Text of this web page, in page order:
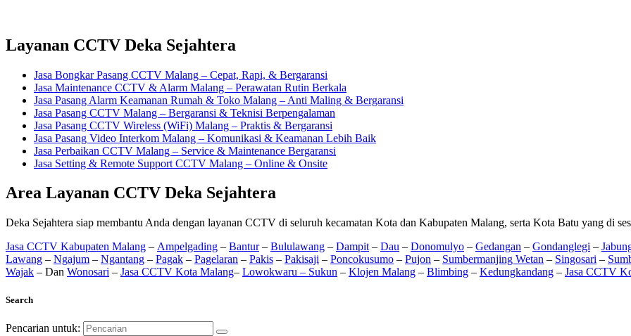
Layanan CCTV Deka Sejahtera
Jasa Bongkar Pasang CCTV Malang – Cepat, Rapi, & Bergaransi
Jasa Maintenance CCTV & Alarm Malang – Perawatan Rutin Berkala
Jasa Pasang Alarm Keamanan Rumah & Toko Malang – Anti Maling & Bergaransi
Jasa Pasang CCTV Malang – Bergaransi & Teknisi Berpengalaman
Jasa Pasang CCTV Wireless (WiFi) Malang – Praktis & Bergaransi
Jasa Pasang Video Interkom Malang – Komunikasi & Keamanan Lebih Baik
Jasa Perbaikan CCTV Malang – Service & Maintenance Bergaransi
Jasa Setting & Remote Support CCTV Malang – Online & Onsite
Area Layanan CCTV Deka Sejahtera
Deka Sejahtera siap membantu Anda dengan layanan CCTV di seluruh kecamatan Kota dan Kabupaten Malang, serta Kota Batu yang di
Jasa CCTV Kabupaten Malang – Ampelgading – Bantur– Bululawang – Dampit – Dau – Donomulyo – Gedangan – Gondanglegi –
Lawang – Ngajum – Ngantang – Pagak – Pagelaran – Pakis – Pakisaji – Poncokusumo – Pujon – Sumbermanjing Wetan – Singosari –
Wajak – Dan Wonosari – Jasa CCTV Kota Malang– Lowokwaru – Sukun – Klojen Malang – Blimbing – Kedungkandang – Jasa CCTV
Search
Pencarian untuk: